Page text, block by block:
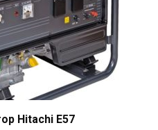
Hitachi E57